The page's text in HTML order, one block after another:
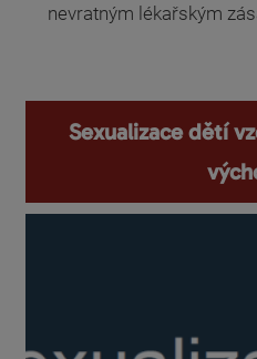
nevratným lékařským
Sexualizace dětí